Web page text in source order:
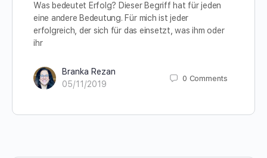
Was bedeutet Erfolg? Dieser Begriff hat für jeden
eine andere Bedeutung. Für mich ist jeder
erfolgreich, der sich für das einsetzt, was ihm oder
ihr
Branka Rezan
05/11/2019
0 Comments